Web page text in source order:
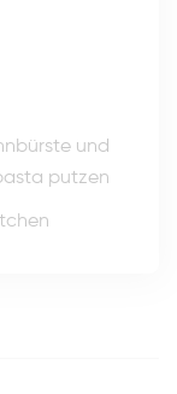
und
putzen